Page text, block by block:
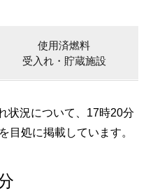
使用済燃料
受入れ・貯蔵施設
状況について、17時20分
目処に掲載しています。